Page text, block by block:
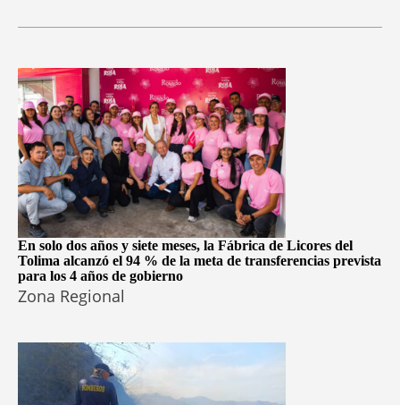
En solo dos años y siete meses, la Fábrica de Licores del
Tolima alcanzó el 94 % de la meta de transferencias prevista
para los 4 años de gobierno
Zona Regional